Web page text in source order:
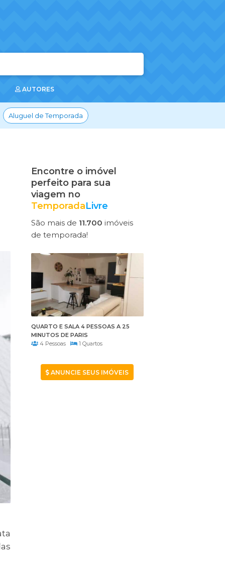
AUTORES
Aluguel de Temporada
Encontre o imóvel
perfeito para sua
viagem no
TemporadaLivre
São mais de 11.700 imóveis
de temporada!
QUARTO E SALA 4 PESSOAS A 25
MINUTOS DE PARIS
4 Pessoas
1 Quartos
ANUNCIE SEUS IMÓVEIS